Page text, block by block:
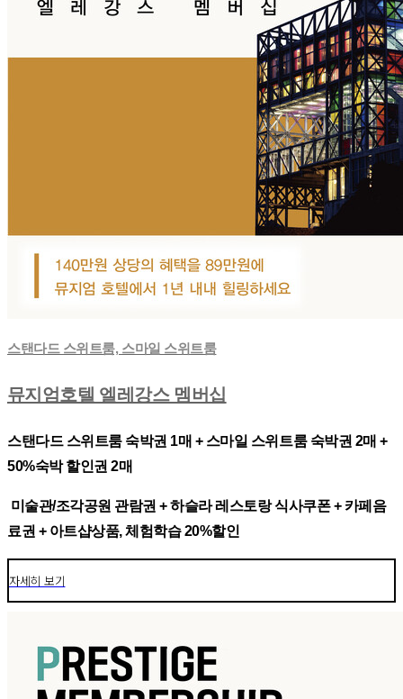
스탠다드 스위트룸, 스마일 스위트룸
뮤지엄호텔 엘레강스 멤버십
스탠다드 스위트룸 숙박권 1매 + 스마일 스위트룸 숙박권 2매 +
50%숙박 할인권 2매
미술관/조각공원 관람권 + 하슬라 레스토랑 식사쿠폰 + 카페음
료권 + 아트샵상품, 체험학습 20%할인
자세히 보기